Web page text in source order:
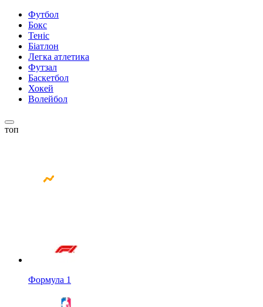
Футбол
Бокс
Теніс
Біатлон
Легка атлетика
Футзал
Баскетбол
Хокей
Волейбол
топ
Формула 1